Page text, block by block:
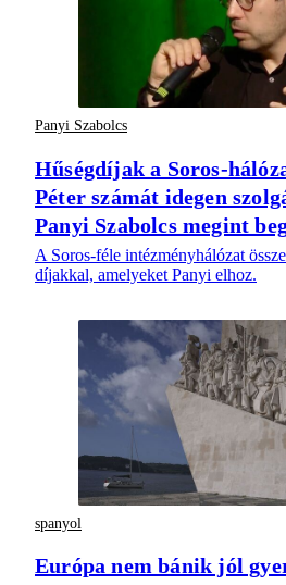
Panyi Szabolcs
Hűségdíjak a Soros-
Péter számát idegen
Panyi Szabolcs megint
A Soros-féle intézményhálózat
díjakkal, amelyeket Panyi elhoz.
spanyol
Európa nem bánik jól